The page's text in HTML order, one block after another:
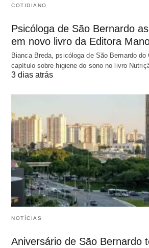
COTIDIANO
Psicóloga de São Bernardo
em novo livro da Editora
Bianca Breda, psicóloga de São Bernardo do
capítulo sobre higiene do sono no livro
3 dias atrás
NOTÍCIAS
Aniversário de São Bernardo